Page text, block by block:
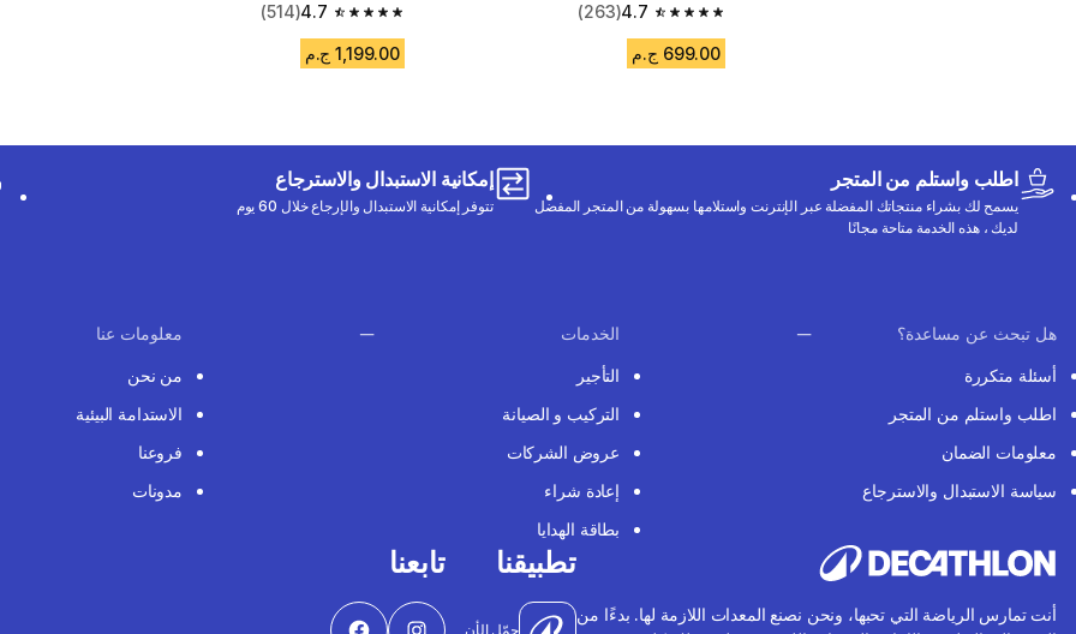
4.7
4.7 out of 5 stars from 263 reviews
(263)
699.00 ج.م
4.7
4.7 out of 5 stars from 514 reviews
(514)
1,199.00 ج.م
اطلب واستلم من المتجر
يسمح لك بشراء منتجاتك المفضلة عبر الإنترنت واستلامها بسهولة من المتجر المفضل
لديك ، هذه الخدمة متاحة مجانًا
إمكانية الاستبدال والاسترجاع
تتوفر إمكانية الاستبدال والإرجاع خلال 60 يوم
هل تبحث عن مساعدة؟
أسئلة متكررة
اطلب واستلم من المتجر
معلومات الضمان
سياسة الاستبدال والاسترجاع
الخدمات
التأجير
التركيب و الصيانة
عروض الشركات
إعادة شراء
بطاقة الهدايا
معلومات عنا
من نحن
الاستدامة البيئية
فروعنا
مدونات
أنت تمارس الرياضة التي تحبها، ونحن نصنع المعدات اللازمة لها. بدءًا من
تطبيقنا
حمّل الأن
تابعنا